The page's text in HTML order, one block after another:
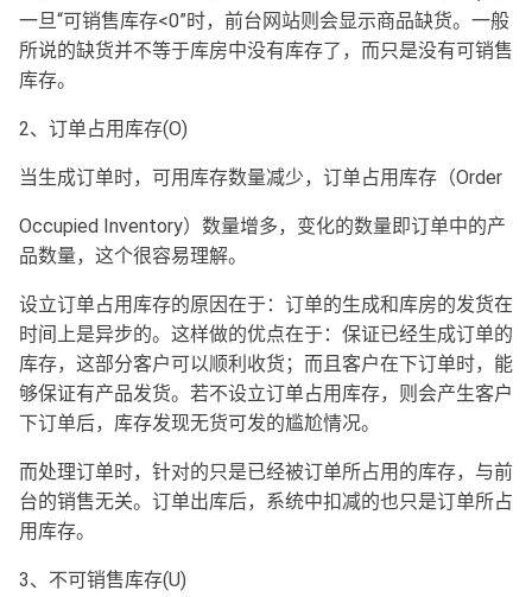
一旦“可销售库存<0”时，前台网站则会显示商品缺货。一般
所说的缺货并不等于库房中没有库存了，而只是没有可销售
库存。
2、订单占用库存(O)
当生成订单时，可用库存数量减少，订单占用库存（Order
Occupied Inventory）数量增多，变化的数量即订单中的产
品数量，这个很容易理解。
设立订单占用库存的原因在于：订单的生成和库房的发货在
时间上是异步的。这样做的优点在于：保证已经生成订单的
库存，这部分客户可以顺利收货；而且客户在下订单时，能
够保证有产品发货。若不设立订单占用库存，则会产生客户
下订单后，库存发现无货可发的尴尬情况。
而处理订单时，针对的只是已经被订单所占用的库存，与前
台的销售无关。订单出库后，系统中扣减的也只是订单所占
用库存。
3、不可销售库存(U)